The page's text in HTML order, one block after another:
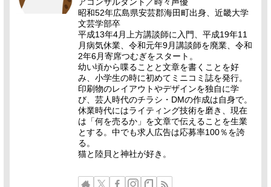
アコンサルタント／時々声優
昭和52年広島県安芸郡海田町出身、近畿大学
文芸学部卒
平成13年4月上方講談師に入門、平成19年11
月病気休業、令和元年9月講談師を廃業、令和
2年6月寄席つむぎをスタート。
幼い頃から喋ることと文章を書くことを好
み、小学生の時に初めてミニコミ誌を発行。
印刷物のレイアウトやデザインを独自に学
び、芸人時代のチラシ・DMの作成は自身で。
休業時代にはライティング技術を磨き、現在
は「何を売るか」を文章で伝えることを生業
とする。中でも求人広告は応募率100％を誇
る。
猫と陸貝と神社が好き。